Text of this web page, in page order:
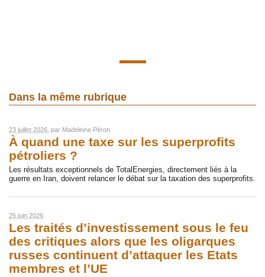
Dans la même rubrique
23 juillet 2026 , par Madeleine Péron
À quand une taxe sur les superprofits
pétroliers ?
Les résultats exceptionnels de TotalEnergies, directement liés à la
guerre en Iran, doivent relancer le débat sur la taxation des superprofits.
25 juin 2026
Les traités d’investissement sous le feu
des critiques alors que les oligarques
russes continuent d’attaquer les Etats
membres et l’UE